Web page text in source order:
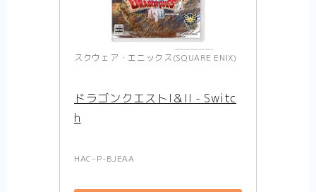
スクウェア・エニックス(SQUARE ENIX)
ドラゴンクエストI＆II - Switc
h
HAC-P-BJEAA